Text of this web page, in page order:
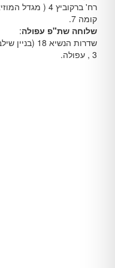
רח' ברקוביץ 4 ( מגדל
קומה 7.
שלוחה שת"פ עפולה:
שדרות הנשיא 18
3 , עפולה.